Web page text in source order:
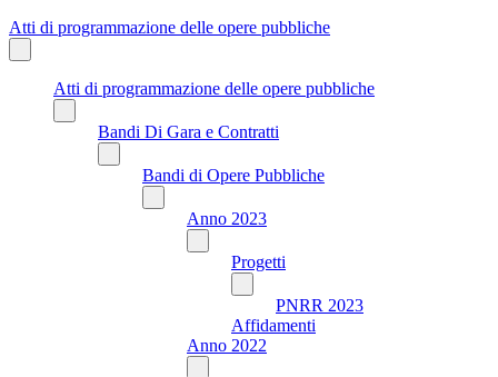
Atti di programmazione delle opere pubbliche
Atti di programmazione delle opere pubbliche
Bandi Di Gara e Contratti
Bandi di Opere Pubbliche
Anno 2023
Progetti
PNRR 2023
Affidamenti
Anno 2022